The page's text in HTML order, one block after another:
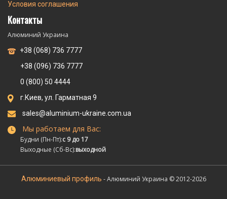
Условия соглашения
Контакты
Алюминий Украина
+38 (068) 736 7777
+38 (096) 736 7777
0 (800) 50 4444
г.Киев, ул. Гарматная 9
sales@aluminium-ukraine.com.ua
Мы работаем для Вас:
Будни (Пн-Пт):с 9 до 17
Выходные (Сб-Вс):выходной
Алюминиевый профиль - Алюминий Украина © 2012-2026